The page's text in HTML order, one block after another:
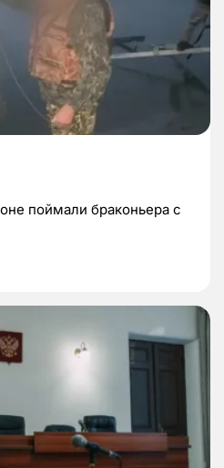
поймали браконьера с